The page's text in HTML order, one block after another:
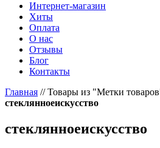
Интернет-магазин
Хиты
Оплата
О нас
Отзывы
Блог
Контакты
Главная //Товары из "Метки
стеклянноеискусство
стеклянноеискусство